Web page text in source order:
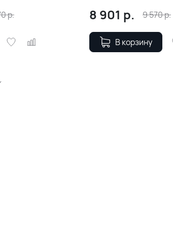
р. 8 901 р. 9 570р.
В корзину